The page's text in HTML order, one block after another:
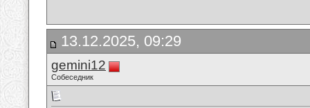
13.12.2025, 09:29
gemini12
Собеседник